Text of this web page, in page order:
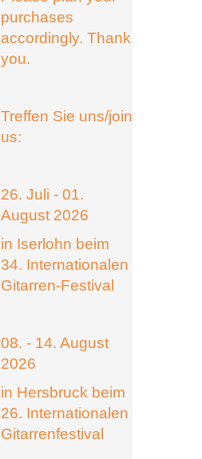
purchases
accordingly. Thank
you.
Treffen Sie uns/join
us:
26. Juli - 01.
August 2026
in Iserlohn beim
34. Internationalen
Gitarren-Festival
08. - 14. August
2026
in Hersbruck beim
26. Internationalen
Gitarrenfestival